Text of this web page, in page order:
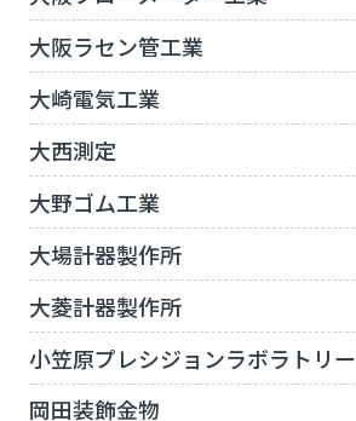
大阪ラセン管工業
大崎電気工業
大西測定
大野ゴム工業
大場計器製作所
大菱計器製作所
小笠原プレシジョンラボラトリー
岡田装飾金物